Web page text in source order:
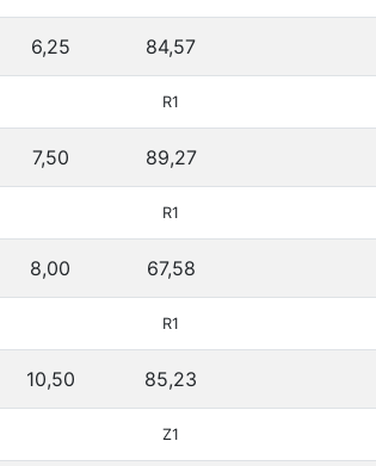
6,25 84,57
R1
7,50 89,27
R1
8,00 67,58
R1
10,50 85,23
Z1